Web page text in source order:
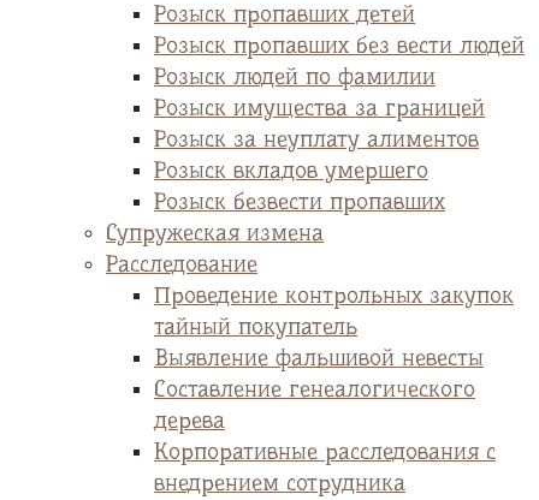
Розыск пропавших детей
Розыск пропавших без вести людей
Розыск людей по фамилии
Розыск имущества за границей
Розыск за неуплату алиментов
Розыск вкладов умершего
Розыск безвести пропавших
Супружеская измена
Расследование
Проведение контрольных закупок
тайный покупатель
Выявление фальшивой невесты
Cоставление генеалогического
дерева
Корпоративные расследования с
внедрением сотрудника